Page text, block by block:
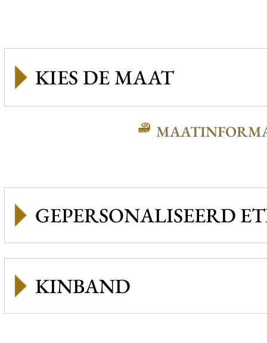
GEPERSONALISEERD
KINBAND